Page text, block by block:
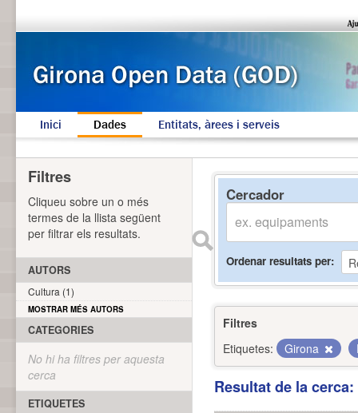
Inici Dades Entitats, àrees i serveis
Cercador
Ordenar resultats per
Filtres
Etiquetes:
Girona
Resultat de la
Filtres
Cliqueu sobre un o més
termes de la llista següent
per filtrar els resultats.
AUTORS
Cultura (1)
MOSTRAR MÉS AUTORS
CATEGORIES
No hi ha filtres per aquesta
cerca
ETIQUETES